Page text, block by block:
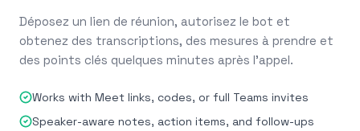
Déposez un lien de réunion, autorisez le bot et
obtenez des transcriptions, des mesures à prendre et
des points clés quelques minutes après l'appel.
Works with Meet links, codes, or full Teams invites
Speaker-aware notes, action items, and follow-ups